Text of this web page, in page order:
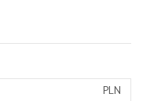
PLN